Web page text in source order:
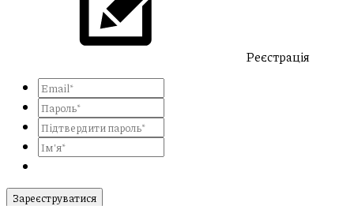
Реєстрація
Зареєструватися